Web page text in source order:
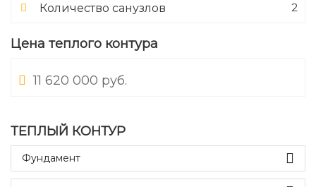
Количество санузлов 2
Цена теплого контура
11 620 000 руб.
ТЕПЛЫЙ КОНТУР
Фундамент